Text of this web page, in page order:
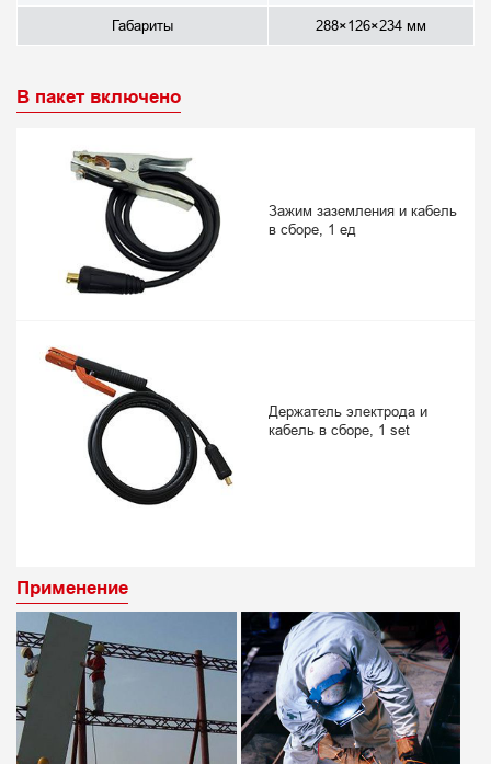
Габариты 288×126×234 мм
В пакет включено
Зажим заземления и кабель
в сборе, 1 ед
Держатель электрода и
кабель в сборе, 1 set
Применение